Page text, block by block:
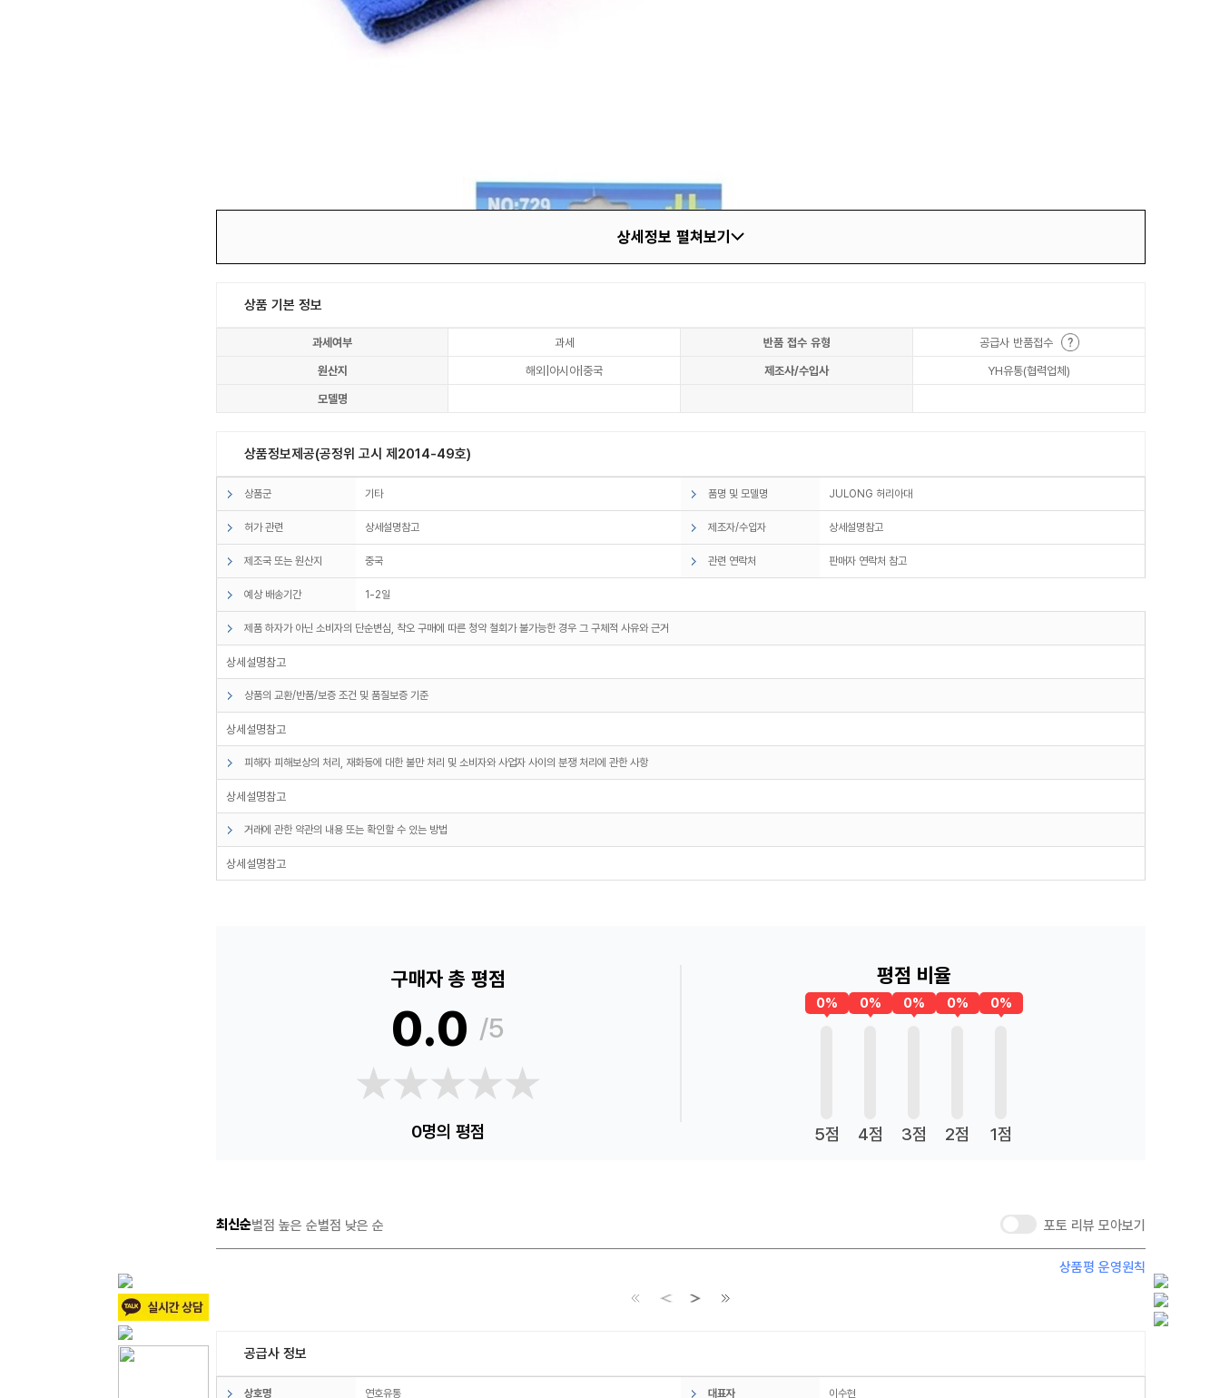
상세정보 펼쳐보기
상품 기본 정보
과세여부 과세 반품 접수 유형
공급사 반품접수
원산지
해외|아시아|중국 제조사/수입사
YH유통(협력업체)
모델명
상품정보제공(공정위 고시 제2014-49호)
상품군 기타 품명 및 모델명 JULONG 허리아대
허가 관련 상세설명참고 제조자/수입자 상세설명참고
제조국 또는 원산지 중국 관련 연락처 판매자 연락처 참고
예상 배송기간 1-2일
제품 하자가 아닌 소비자의 단순변심, 착오 구매에 따른 청약 철회가 불가능한 경우 그 구체적 사유와 근거
상세설명참고
상품의 교환/반품/보증 조건 및 품질보증 기준
상세설명참고
피해자 피해보상의 처리, 재화등에 대한 불만 처리 및 소비자와 사업자 사이의 분쟁 처리에 관한 사항
상세설명참고
거래에 관한 약관의 내용 또는 확인할 수 있는 방법
상세설명참고
구매자 총 평점
0.0 /5
★★★★★
★★★★★
0명의 평점
평점 비율
0%
5점
0%
4점
0%
3점
0%
2점
0%
1점
최신순별점 높은 순별점 낮은 순 포토 리뷰 모아보기
상품평 운영원칙
공급사 정보
상호명 연호유통 대표자 이수현